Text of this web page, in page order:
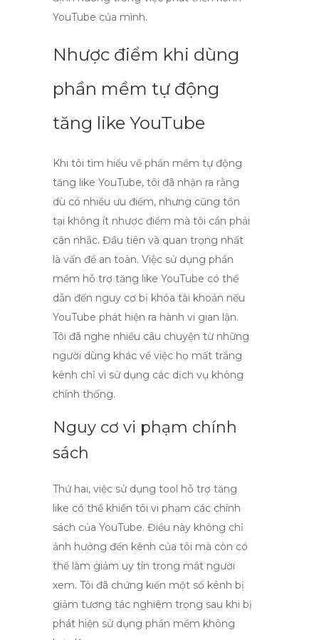
YouTube của mình.
Nhược điểm khi dùng
phần mềm tự động
tăng like YouTube
Khi tôi tìm hiểu về phần mềm tự động
tăng like YouTube, tôi đã nhận ra rằng
dù có nhiều ưu điểm, nhưng cũng tồn
tại không ít nhược điểm mà tôi cần phải
cân nhắc. Đầu tiên và quan trọng nhất
là vấn đề an toàn. Việc sử dụng phần
mềm hỗ trợ tăng like YouTube có thể
dẫn đến nguy cơ bị khóa tài khoản nếu
YouTube phát hiện ra hành vi gian lận.
Tôi đã nghe nhiều câu chuyện từ những
người dùng khác về việc họ mất trắng
kênh chỉ vì sử dụng các dịch vụ không
chính thống.
Nguy cơ vi phạm chính
sách
Thứ hai, việc sử dụng tool hỗ trợ tăng
like có thể khiến tôi vi phạm các chính
sách của YouTube. Điều này không chỉ
ảnh hưởng đến kênh của tôi mà còn có
thể làm giảm uy tín trong mắt người
xem. Tôi đã chứng kiến một số kênh bị
giảm tương tác nghiêm trọng sau khi bị
phát hiện sử dụng phần mềm không